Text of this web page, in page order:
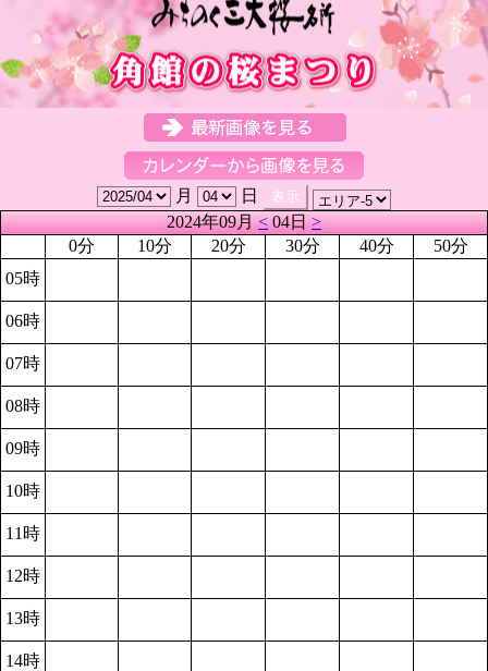
月
日
2024年09月<04日>
0分
10分 20分 30分 40分
50分
05時
06時
07時
08時
09時
10時
11時
12時
13時
14時